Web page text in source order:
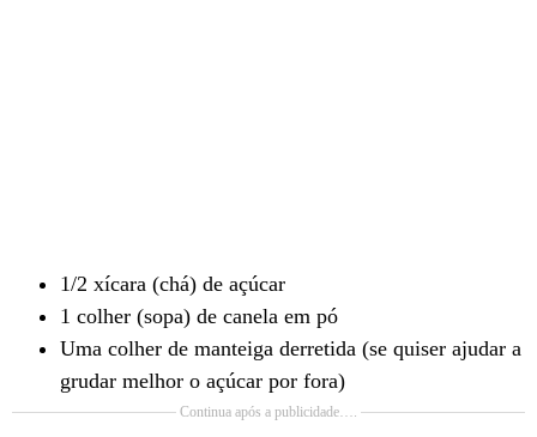
1/2 xícara (chá) de açúcar
1 colher (sopa) de canela em pó
Uma colher de manteiga derretida (se quiser ajudar a
grudar melhor o açúcar por fora)
Continua após a publicidade….